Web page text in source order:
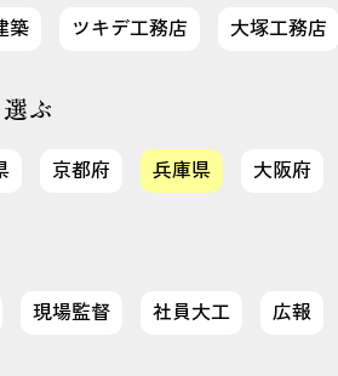
築 ツキデ工務店 大塚工務店
ぶ
京都府 兵庫県 大阪府
現場監督 社員大工 広報